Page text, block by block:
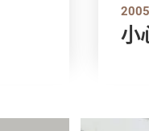
小